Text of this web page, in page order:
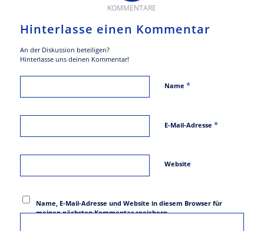
KOMMENTARE
Hinterlasse einen Kommentar
An der Diskussion beteiligen?
Hinterlasse uns deinen Kommentar!
Name *
E-Mail-Adresse *
Website
Name, E-Mail-Adresse und Website in diesem Browser für
meinen nächsten Kommentar speichern.